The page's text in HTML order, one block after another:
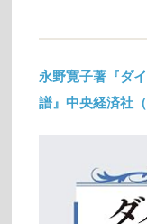
永野寛子著『ダ
譜』中央経済社